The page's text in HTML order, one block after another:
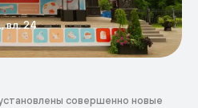
вл. 24
совершенно новые